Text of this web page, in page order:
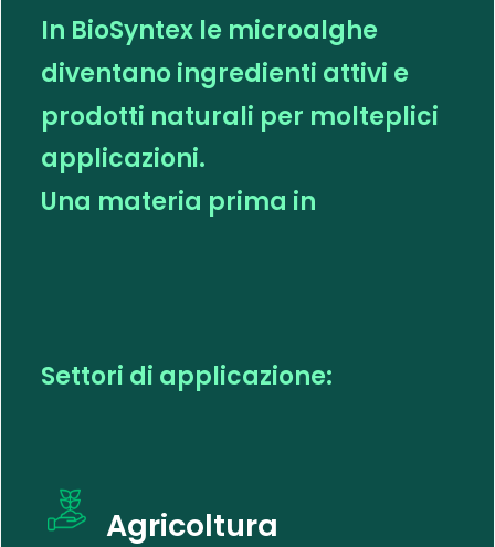
In BioSyntex le microalghe
diventano ingredienti attivi e
prodotti naturali per molteplici
applicazioni.
Una materia prima in
Settori di applicazione:
Agricoltura